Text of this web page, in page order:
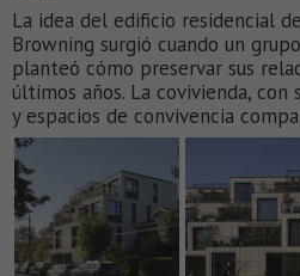
La idea del edificio residencial
Browning surgió cuando un
planteó cómo preservar sus
últimos años. La covivienda,
y espacios de convivencia